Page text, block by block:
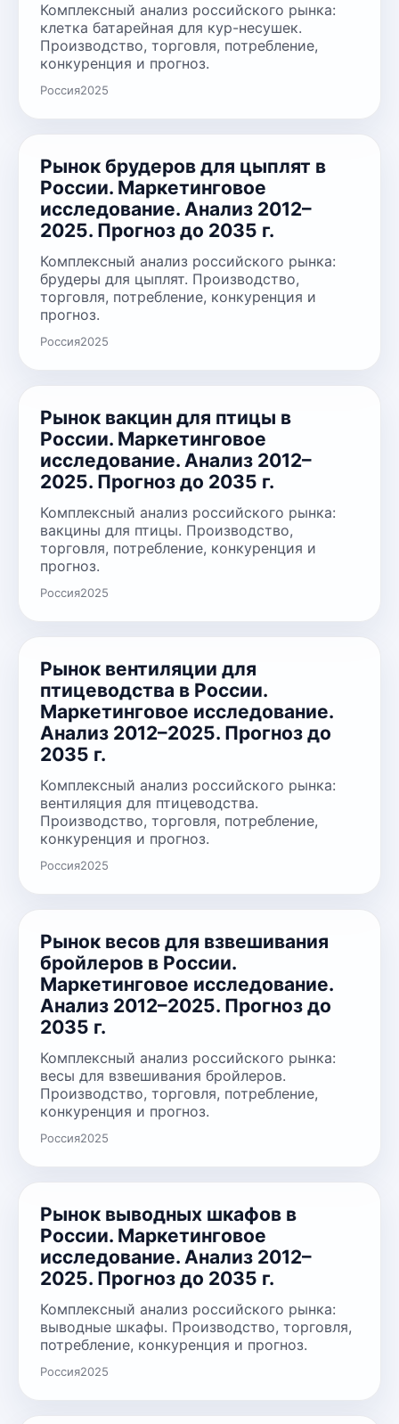
Комплексный анализ российского рынка:
клетка батарейная для кур-несушек.
Производство, торговля, потребление,
конкуренция и прогноз.
Россия2025
Рынок брудеров для цыплят в
России. Маркетинговое
исследование. Анализ 2012–
2025. Прогноз до 2035 г.
Комплексный анализ российского рынка:
брудеры для цыплят. Производство,
торговля, потребление, конкуренция и
прогноз.
Россия2025
Рынок вакцин для птицы в
России. Маркетинговое
исследование. Анализ 2012–
2025. Прогноз до 2035 г.
Комплексный анализ российского рынка:
вакцины для птицы. Производство,
торговля, потребление, конкуренция и
прогноз.
Россия2025
Рынок вентиляции для
птицеводства в России.
Маркетинговое исследование.
Анализ 2012–2025. Прогноз до
2035 г.
Комплексный анализ российского рынка:
вентиляция для птицеводства.
Производство, торговля, потребление,
конкуренция и прогноз.
Россия2025
Рынок весов для взвешивания
бройлеров в России.
Маркетинговое исследование.
Анализ 2012–2025. Прогноз до
2035 г.
Комплексный анализ российского рынка:
весы для взвешивания бройлеров.
Производство, торговля, потребление,
конкуренция и прогноз.
Россия2025
Рынок выводных шкафов в
России. Маркетинговое
исследование. Анализ 2012–
2025. Прогноз до 2035 г.
Комплексный анализ российского рынка:
выводные шкафы. Производство, торговля,
потребление, конкуренция и прогноз.
Россия2025